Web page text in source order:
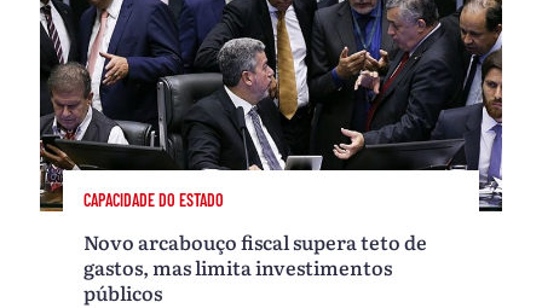
CAPACIDADE DO ESTADO
Novo arcabouço fiscal supera teto de
gastos, mas limita investimentos
públicos